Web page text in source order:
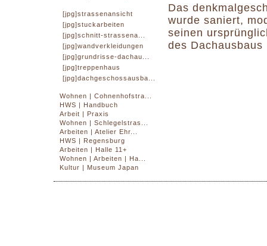
[jpg]strassenansicht
[jpg]stuckarbeiten
[jpg]schnitt-strassena...
[jpg]wandverkleidungen
[jpg]grundrisse-dachau...
[jpg]treppenhaus
[jpg]dachgeschossausba...
Wohnen | Cohnenhofstra...
HWS | Handbuch
Arbeit | Praxis
Wohnen | Schlegelstras...
Arbeiten | Atelier Ehr...
HWS | Regensburg
Arbeiten | Halle 11+
Wohnen | Arbeiten | Ha...
Kultur | Museum Japan
Das
wurde saniert,
seinen
des